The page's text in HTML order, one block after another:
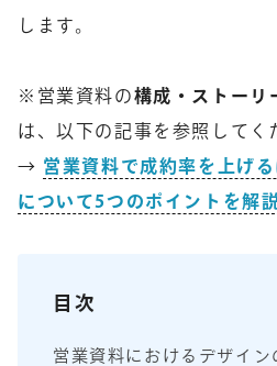
します。
※営業資料の構成・ストーリ
は、以下の記事を参照してく
→ 営業資料で成約率を上げ
について5つのポイントを解説
目次
営業資料におけるデザイン